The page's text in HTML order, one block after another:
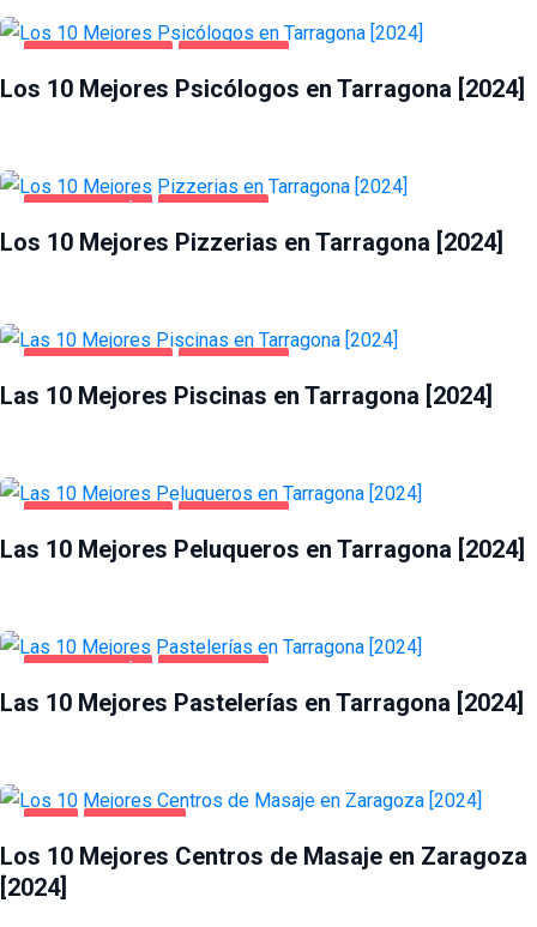
Los 10 Mejores Psicólogos en Tarragona [2024]
Los 10 Mejores Pizzerias en Tarragona [2024]
Las 10 Mejores Piscinas en Tarragona [2024]
Las 10 Mejores Peluqueros en Tarragona [2024]
Las 10 Mejores Pastelerías en Tarragona [2024]
Los 10 Mejores Centros de Masaje en Zaragoza
[2024]